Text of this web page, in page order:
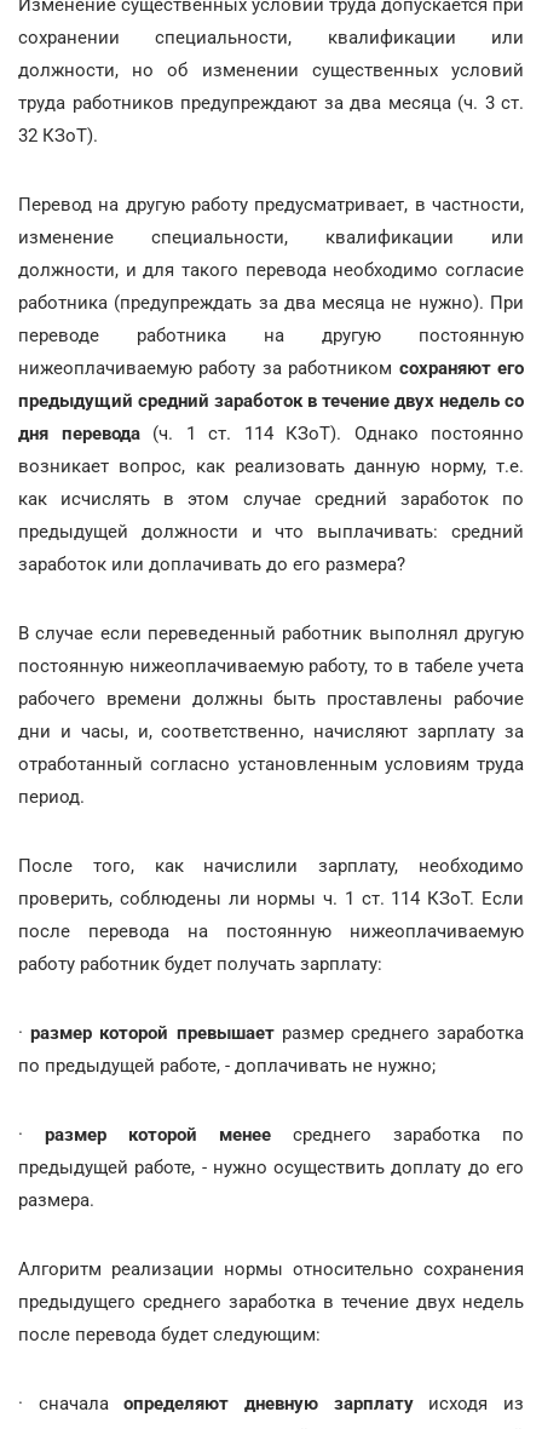
Изменение существенных условий труда допускается при
сохранении специальности, квалификации или
должности, но об изменении существенных условий
труда работников предупреждают за два месяца (ч. 3 ст.
32 КЗоТ).
Перевод на другую работу предусматривает, в частности,
изменение специальности, квалификации или
должности, и для такого перевода необходимо согласие
работника (предупреждать за два месяца не нужно). При
переводе работника на другую постоянную
нижеоплачиваемую работу за работником сохраняют его
предыдущий средний заработок в течение двух недель со
дня перевода(ч. 1 ст. 114 КЗоТ). Однако постоянно
возникает вопрос, как реализовать данную норму, т.е.
как исчислять в этом случае средний заработок по
предыдущей должности и что выплачивать: средний
заработок или доплачивать до его размера?
В случае если переведенный работник выполнял другую
постоянную нижеоплачиваемую работу, то в табеле учета
рабочего времени должны быть проставлены рабочие
дни и часы, и, соответственно, начисляют зарплату за
отработанный согласно установленным условиям труда
период.
После того, как начислили зарплату, необходимо
проверить, соблюдены ли нормы ч. 1 ст. 114 КЗоТ. Если
после перевода на постоянную нижеоплачиваемую
работу работник будет получать зарплату:
·размер которой превышаетразмер среднего заработка
по предыдущей работе, - доплачивать не нужно;
· размер которой менее среднего заработка по
предыдущей работе, - нужно осуществить доплату до его
размера.
Алгоритм реализации нормы относительно сохранения
предыдущего среднего заработка в течение двух недель
после перевода будет следующим:
· сначалаопределяют дневную зарплатуисходя из